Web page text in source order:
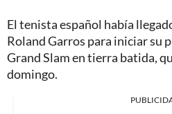
El tenista español había
Roland Garros para iniciar su
Grand Slam en tierra batida,
domingo.